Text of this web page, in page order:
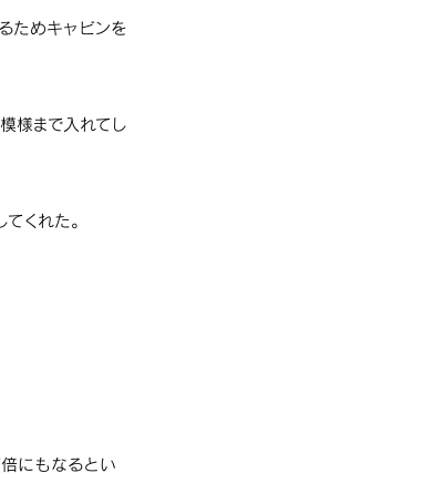
ためキャビンを
様まで入れてし
くれた。
にもなるとい